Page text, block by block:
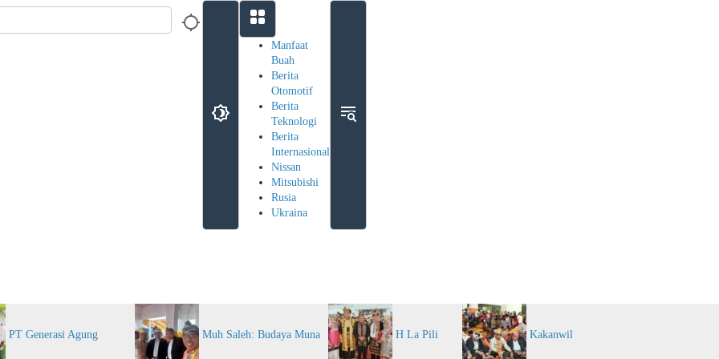
Manfaat
Buah
Berita
Otomotif
Berita
Teknologi
Berita
Internasional
Nissan
Mitsubishi
Rusia
Ukraina
PT Generasi Agung Muh Saleh: Budaya Muna H La Pili Kakanwil